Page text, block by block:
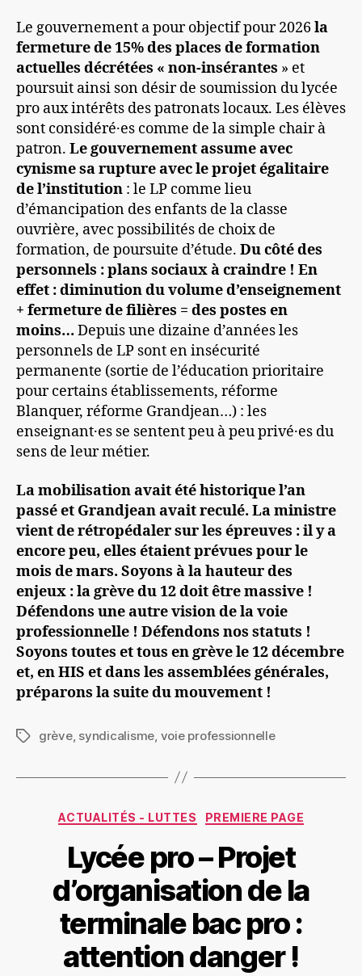
Le gouvernement a pour objectif pour 2026la
fermeture de 15% des places de formation
actuelles décrétées « non-insérantes » et
poursuit ainsi son désir de soumission du lycée
pro aux intérêts des patronats locaux. Les élèves
sont considéré·es comme de la simple chair à
patron. Le gouvernement assume avec
cynisme sa rupture avec le projet égalitaire
de l’institution : le LP comme lieu
d’émancipation des enfants de la classe
ouvrière, avec possibilités de choix de
formation, de poursuite d’étude. Du côté des
personnels : plans sociaux à craindre ! En
effet : diminution du volume d’enseignement
+ fermeture de filières = des postes en
moins…Depuis une dizaine d’années les
personnels de LP sont en insécurité
permanente (sortie de l’éducation prioritaire
pour certains établissements, réforme
Blanquer, réforme Grandjean…) : les
enseignant·es se sentent peu à peu privé·es du
sens de leur métier.
La mobilisation avait été historique l’an
passé et Grandjean avait reculé. La ministre
vient de rétropédaler sur les épreuves : il y a
encore peu, elles étaient prévues pour le
mois de mars. Soyons à la hauteur des
enjeux : la grève du 12 doit être massive !
Défendons une autre vision de la voie
professionnelle ! Défendons nos statuts !
Soyons toutes et tous en grève le 12 décembre
et, en HIS et dans les assemblées générales,
préparons la suite du mouvement !
Étiquettes
grève, syndicalisme voie professionnelle
Catégories
ACTUALITÉS - LUTTES PREMIERE PAGE
Lycée pro – Projet
d’organisation de la
terminale bac pro :
attention danger !